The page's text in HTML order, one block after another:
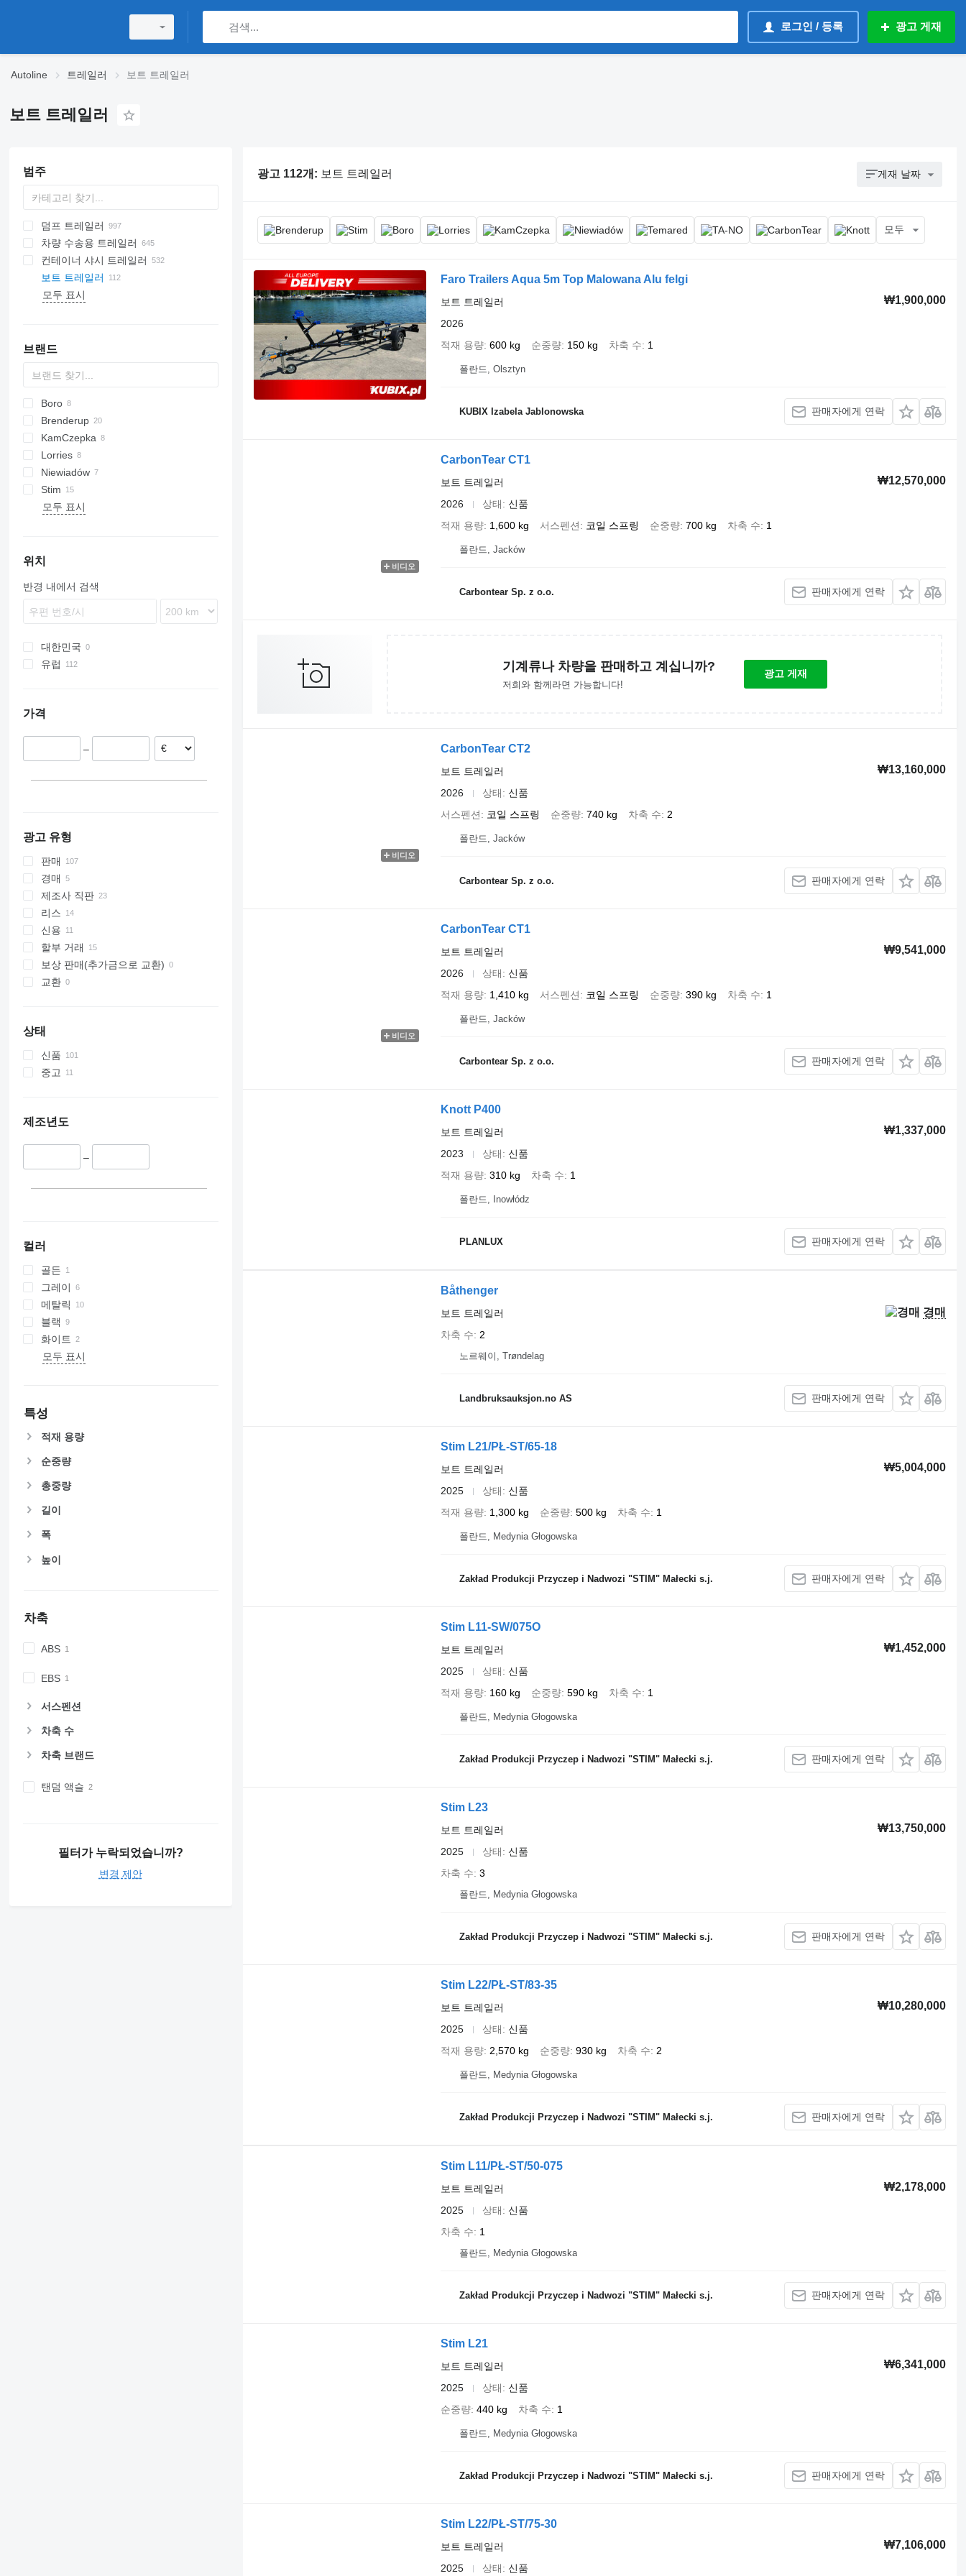
로그인 / 등록 광고 게재
Autoline 트레일러 보트 트레일러
보트 트레일러
범주
덤프 트레일러
차량 수송용 트레일러
컨테이너 샤시 트레일러
보트 트레일러
모두 표시
브랜드
Boro
Brenderup
KamCzepka
Lorries
Niewiadów
Stim
모두 표시
위치
반경 내에서 검색
대한민국
유럽
독일
가격
–
광고 유형
판매
경매
제조사 직판
리스
신용
할부 거래
보상 판매(추가금으로 교환)
교환
상태
신품
중고
제조년도
–
컬러
골든
그레이
메탈릭
블랙
화이트
모두 표시
특성
적재 용량
순중량
총중량
길이
폭
높이
차축
ABS
EBS
서스펜션
차축 수
차축 브랜드
탠덤 액슬
필터가 누락되었습니까?
변경 제안
광고 112개: 보트 트레일러 게재 날짜
모두
Faro Trailers Aqua 5m Top Malowana Alu felgi
₩1,900,000
보트 트레일러
2026
적재 용량 600 kg 순중량 150 kg 차축 수 1
폴란드, Olsztyn
KUBIX Izabela Jablonowska 판매자에게 연락
비디오
CarbonTear CT1
₩12,570,000
보트 트레일러
2026
상태
신품
적재 용량 1,600 kg 서스펜션 코일 스프링 순중량 700 kg 차축 수 1
폴란드, Jacków
Carbontear Sp. z o.o. 판매자에게 연락
기계류나 차량을 판매하고 계십니까?
저희와 함께라면 가능합니다!
광고 게재
비디오
CarbonTear CT2
₩13,160,000
보트 트레일러
2026
상태
신품
서스펜션
코일 스프링 순중량 740 kg 차축 수 2
폴란드, Jacków
Carbontear Sp. z o.o. 판매자에게 연락
비디오
CarbonTear CT1
₩9,541,000
보트 트레일러
2026
상태
신품
적재 용량 1,410 kg 서스펜션 코일 스프링 순중량 390 kg 차축 수 1
폴란드, Jacków
Carbontear Sp. z o.o. 판매자에게 연락
Knott P400
₩1,337,000
보트 트레일러
2023
상태
신품
적재 용량 310 kg 차축 수 1
폴란드, Inowłódz
PLANLUX 판매자에게 연락
Båthenger
경매
보트 트레일러
차축 수
2
노르웨이, Trøndelag
Landbruksauksjon.no AS 판매자에게 연락
Stim L21/PŁ-ST/65-18
₩5,004,000
보트 트레일러
2025
상태
신품
적재 용량 1,300 kg 순중량 500 kg 차축 수 1
폴란드, Medynia Głogowska
Zakład Produkcji Przyczep i Nadwozi "STIM" Małecki s.j. 판매자에게 연락
Stim L11-SW/075O
₩1,452,000
보트 트레일러
2025
상태
신품
적재 용량 160 kg 순중량 590 kg 차축 수 1
폴란드, Medynia Głogowska
Zakład Produkcji Przyczep i Nadwozi "STIM" Małecki s.j. 판매자에게 연락
Stim L23
₩13,750,000
보트 트레일러
2025
상태
신품
차축 수 3
폴란드, Medynia Głogowska
Zakład Produkcji Przyczep i Nadwozi "STIM" Małecki s.j. 판매자에게 연락
Stim L22/PŁ-ST/83-35
₩10,280,000
보트 트레일러
2025
상태
신품
적재 용량 2,570 kg 순중량 930 kg 차축 수 2
폴란드, Medynia Głogowska
Zakład Produkcji Przyczep i Nadwozi "STIM" Małecki s.j. 판매자에게 연락
Stim L11/PŁ-ST/50-075
₩2,178,000
보트 트레일러
2025
상태
신품
차축 수
1
폴란드, Medynia Głogowska
Zakład Produkcji Przyczep i Nadwozi "STIM" Małecki s.j. 판매자에게 연락
Stim L21
₩6,341,000
보트 트레일러
2025
상태
신품
순중량 440 kg 차축 수 1
폴란드, Medynia Głogowska
Zakład Produkcji Przyczep i Nadwozi "STIM" Małecki s.j. 판매자에게 연락
Stim L22/PŁ-ST/75-30
₩7,106,000
보트 트레일러
2025
상태 신품